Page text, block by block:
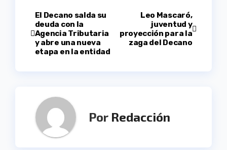
Navegación
de
entradas
Leo Mascaró,
juventud y
proyección para la
zaga del Decano
El Decano salda su
deuda con la
Agencia Tributaria
y abre una nueva
etapa en la entidad
Por Redacción